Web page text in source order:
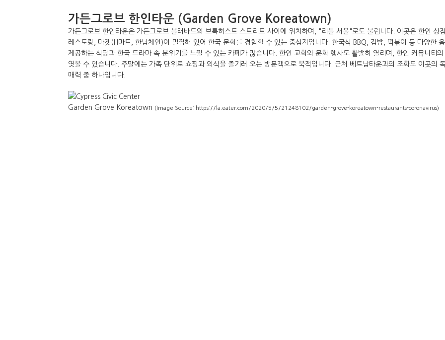
가든그로브 한인타운 (Garden Grove Koreatown)
가든그로브 한인타운은 가든그로브 블러바드와 브룩허스트 스트리트 사이에 위치하며, "리틀 서울"로도 불립니다. 이곳은 한인 상
레스토랑, 마켓(H마트, 한남체인)이 밀집해 있어 한국 문화를 경험할 수 있는 중심지입니다. 한국식 BBQ, 김밥, 떡볶이 등 다양한
제공하는 식당과 한국 드라마 속 분위기를 느낄 수 있는 카페가 많습니다. 한인 교회와 문화 행사도 활발히 열리며, 한인 커뮤니티의
엿볼 수 있습니다. 주말에는 가족 단위로 쇼핑과 외식을 즐기러 오는 방문객으로 북적입니다. 근처 베트남타운과의 조화도 이곳의
매력 중 하나입니다.
Garden Grove Koreatown (Image Source: https://la.eater.com/2020/5/5/21248102/garden-grove-koreatown-restaurants-coronavirus)